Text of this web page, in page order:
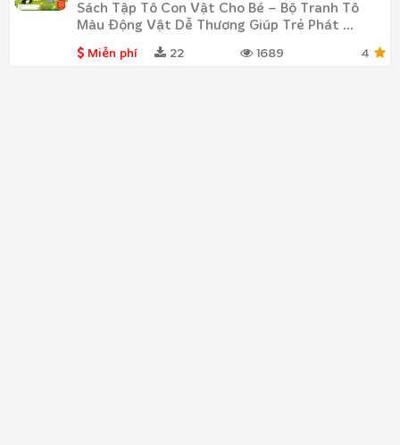
Sách Tập Tô Con Vật Cho Bé – Bộ Tranh Tô
Màu Động Vật Dễ Thương Giúp Trẻ Phát ...
Miễn phí 22 1689 4